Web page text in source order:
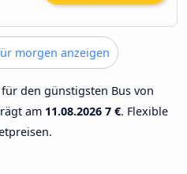
morgen anzeigen
den günstigsten Bus von
am 11.08.2026 7 €. Flexible